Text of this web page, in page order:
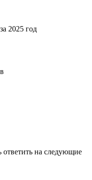
2025 год
ответить на следующие